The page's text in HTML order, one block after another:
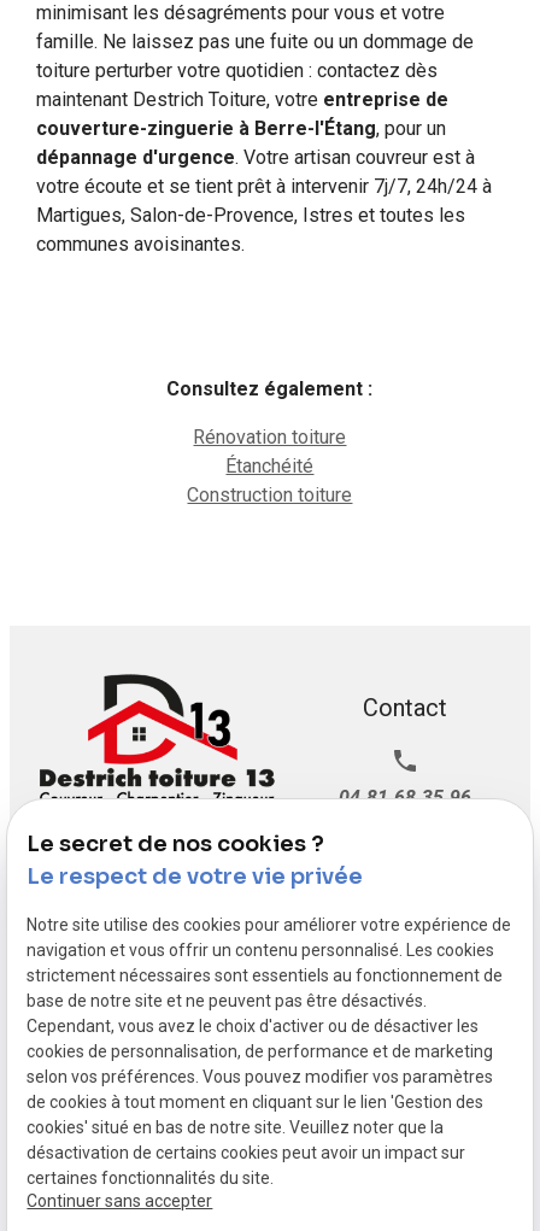
minimisant les désagréments pour vous et votre
famille. Ne laissez pas une fuite ou un dommage de
toiture perturber votre quotidien : contactez dès
maintenant Destrich Toiture, votre entreprise de
couverture-zinguerie à Berre-l'Étang, pour un
dépannage d'urgence. Votre artisan couvreur est à
votre écoute et se tient prêt à intervenir 7j/7, 24h/24 à
Martigues, Salon-de-Provence, Istres et toutes les
communes avoisinantes.
Consultez également :
Rénovation toiture
Étanchéité
Construction toiture
Contact
04.81.68.35.96
Lundi - Vendredi :
Samedi : 08h00 -
19h00
Mentions légales
Politique de
confidentialité
Gestion
des
cookies
Siret :80008485700021
Le secret de nos cookies ?
Le respect de votre vie privée
Notre site utilise des cookies pour améliorer votre expérience de
navigation et vous offrir un contenu personnalisé. Les cookies
strictement nécessaires sont essentiels au fonctionnement de
base de notre site et ne peuvent pas être désactivés.
Cependant, vous avez le choix d'activer ou de désactiver les
cookies de personnalisation, de performance et de marketing
selon vos préférences. Vous pouvez modifier vos paramètres
de cookies à tout moment en cliquant sur le lien 'Gestion des
cookies' situé en bas de notre site. Veuillez noter que la
désactivation de certains cookies peut avoir un impact sur
certaines fonctionnalités du site.
Continuer sans accepter